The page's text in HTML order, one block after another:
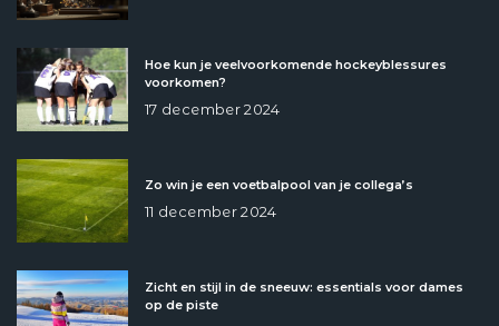
Hoe kun je veelvoorkomende hockeyblessures
voorkomen?
17 december 2024
Zo win je een voetbalpool van je collega’s
11 december 2024
Zicht en stijl in de sneeuw: essentials voor dames
op de piste